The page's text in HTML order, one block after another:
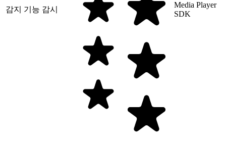
감지 기능 감시
Media Player
SDK